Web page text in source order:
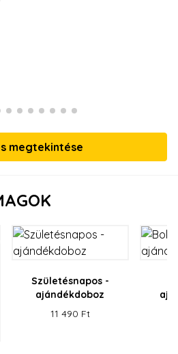
megtekintése
Születésnapos -
ajándékdoboz
11 490 Ft